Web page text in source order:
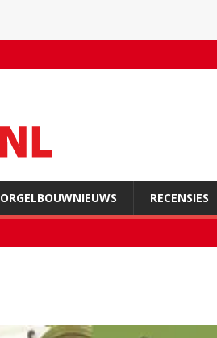
ORGELBOUWNIEUWS RECENSIES